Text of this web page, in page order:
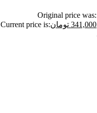
Original price was:
341,000 تومانCurrent price is: